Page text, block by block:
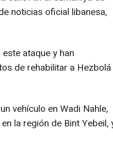
noticias oficial libanesa,
ataque y han
de rehabilitar a Hezbolá
vehículo en Wadi Nahle,
la región de Bint Yebeil,